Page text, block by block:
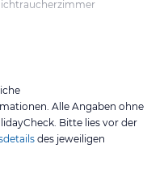
Alle Angaben ohne
Bitte lies vor der
des jeweiligen